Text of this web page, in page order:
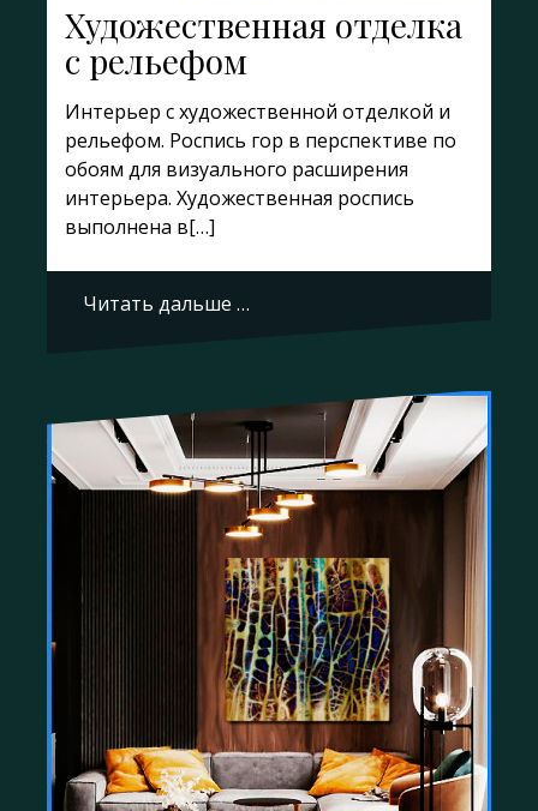
Художественная отделка
с рельефом
Интерьер с художественной отделкой и
рельефом. Роспись гор в перспективе по
обоям для визуального расширения
интерьера. Художественная роспись
выполнена в[…]
Читать дальше …